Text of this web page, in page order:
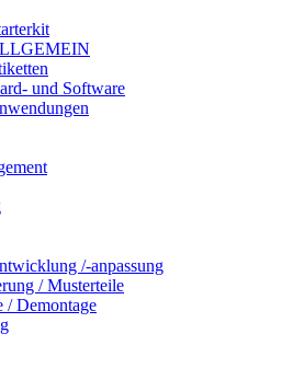
und Software
/-anpassung
/ Musterteile
/ Demontage